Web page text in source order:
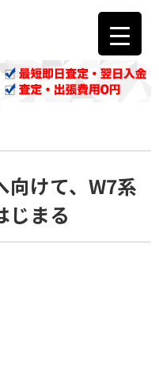
向けて、W7系
じまる